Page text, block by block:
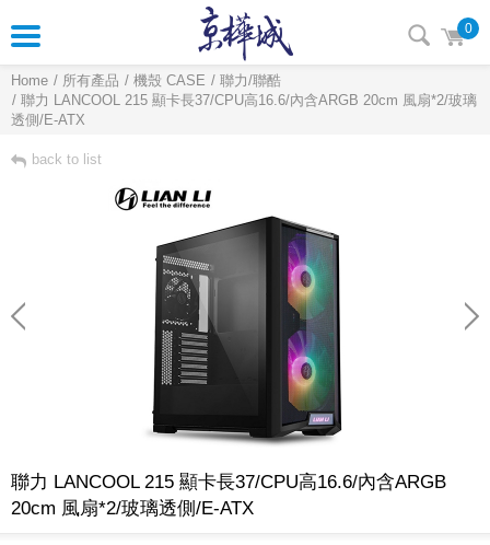
0
Home 所有產品 機殼 CASE
聯力/聯酷
聯力 LANCOOL 215 顯卡長37/CPU高16.6/內含ARGB 20cm 風扇*2/玻璃
透側/E-ATX
back to list
聯力 LANCOOL 215 顯卡長37/CPU高16.6/內含ARGB
20cm 風扇*2/玻璃透側/E-ATX